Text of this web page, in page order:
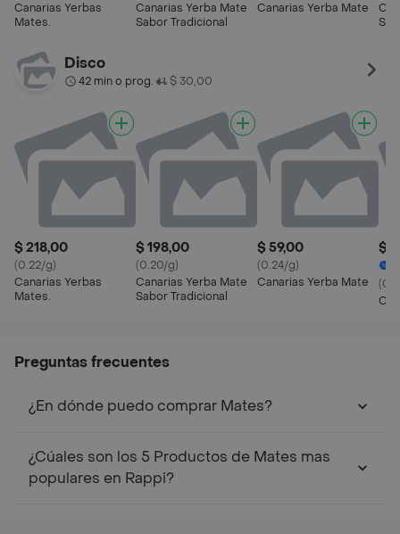
Canarias Yerbas
Mates.
Canarias Yerba Mate
Sabor Tradicional
Canarias Yerba Mate
Disco
42 min o prog.• $ 30,00
$ 218,00
(0.22/g)
Canarias Yerbas
Mates.
$ 198,00
(0.20/g)
Canarias Yerba Mate
Sabor Tradicional
$ 59,00
(0.24/g)
Canarias Yerba Mate
$
Preguntas frecuentes
¿En dónde puedo comprar Mates?
¿Cúales son los 5 Productos de Mates mas
populares en Rappi?